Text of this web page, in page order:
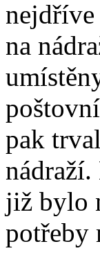
na
pak
již bylo
potřeby